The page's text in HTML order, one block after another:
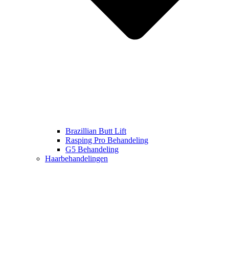
Brazillian Butt Lift
Rasping Pro Behandeling
G5 Behandeling
Haarbehandelingen